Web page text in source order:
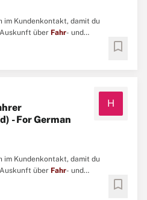
im Kundenkontakt, damit du
über Fahr- und
• Einen EU-Führerschein der
...
bookmark
- For German
H
im Kundenkontakt, damit du
über Fahr- und
• Einen EU-Führerschein der
...
bookmark